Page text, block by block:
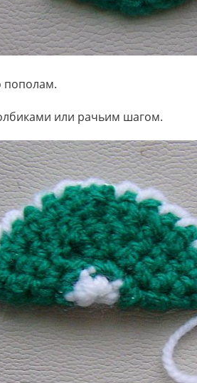
пополам.
или рачьим шагом.